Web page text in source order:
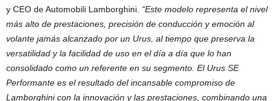
y CEO de Automobili Lamborghini. “Este modelo representa el nivel
más alto de prestaciones, precisión de conducción y emoción al
volante jamás alcanzado por un Urus, al tiempo que preserva la
versatilidad y la facilidad de uso en el día a día que lo han
consolidado como un referente en su segmento. El Urus SE
Performante es el resultado del incansable compromiso de
Lamborghini con la innovación y las prestaciones, combinando una